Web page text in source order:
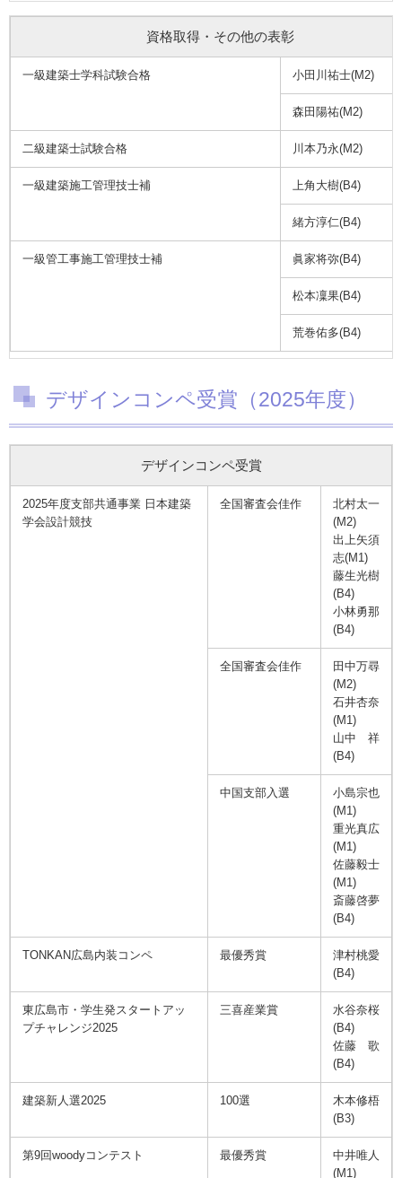
資格取得・その他の表彰
一級建築士学科試験合格 小田川祐士(M2)
森田陽祐(M2)
二級建築士試験合格 川本乃永(M2)
一級建築施工管理技士補 上角大樹(B4)
緒方淳仁(B4)
一級管工事施工管理技士補 眞家将弥(B4)
松本凜果(B4)
荒巻佑多(B4)
デザインコンペ受賞（2025年度）
デザインコンペ受賞
2025年度支部共通事業 日本建築
学会設計競技
全国審査会佳作
北村太一
(M2)
出上矢須
志(M1)
藤生光樹
(B4)
小林勇那
(B4)
全国審査会佳作
田中万尋
(M2)
石井杏奈
(M1)
山中 祥
(B4)
中国支部入選
小島宗也
(M1)
重光真広
(M1)
佐藤毅士
(M1)
斎藤啓夢
(B4)
TONKAN広島内装コンペ 最優秀賞
津村桃愛
(B4)
東広島市・学生発スタートアッ
プチャレンジ2025
三喜産業賞
水谷奈桜
(B4)
佐藤 歌
(B4)
建築新人選2025 100選
木本修梧
(B3)
第9回woodyコンテスト 最優秀賞
中井唯人
(M1)